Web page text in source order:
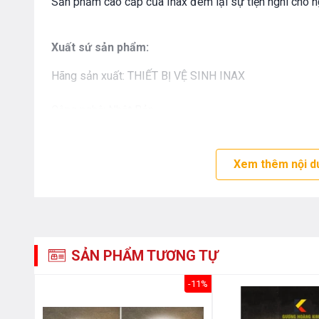
Xuất sứ sản phẩm:
Hãng sản xuất: THIẾT BỊ VỆ SINH INAX
Ưu điểm của gương phòng tắm tráng bạc Inax
Các phụ kiện phòng tắm và thiết bị vệ sinh Inax đều
sét bởi các chất tẩy rửa và độ ẩm cao trong phòng tắm.
Xem thêm nội
SẢN PHẨM TƯƠNG TỰ
-11%